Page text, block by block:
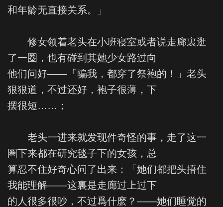
和年龄无直接关系。」
修女领着老头在小班寝室或者说走廊裏逛
了一圈，也有碰到其她少女路过向
他们问好——「骗我，都穿了祭袍的！」老头
狠狠道，不过还好，袍子很薄，下
摆很短……；
老头一进来就发现件奇怪的事，走了这一
圈下来都在研究毯子下的女孩，总
算忍不住好奇心问了出来：「她们都把头捂住
我能理解——这裏是走廊过上过下
的人很多很吵，不过爲什麽？——她们睡觉的